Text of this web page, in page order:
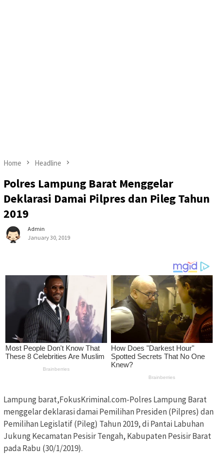
Home Headline
Polres Lampung Barat Menggelar
Deklarasi Damai Pilpres dan Pileg Tahun
2019
Admin
January 30, 2019
Lampung barat,FokusKriminal.com-Polres Lampung Barat
menggelar deklarasi damai Pemilihan Presiden (Pilpres) dan
Pemilihan Legislatif (Pileg) Tahun 2019, di Pantai Labuhan
Jukung Kecamatan Pesisir Tengah, Kabupaten Pesisir Barat
pada Rabu (30/1/2019).